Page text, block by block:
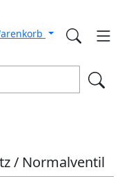
/ Normalventil